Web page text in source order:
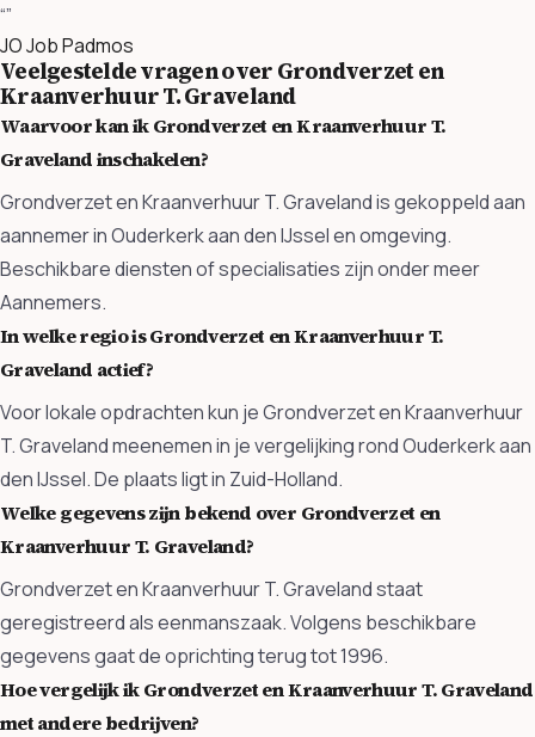
“”
JOJob Padmos
Veelgestelde vragen over Grondverzet en
Kraanverhuur T. Graveland
Waarvoor kan ik Grondverzet en Kraanverhuur T.
Graveland inschakelen?
Grondverzet en Kraanverhuur T. Graveland is gekoppeld aan
aannemer in Ouderkerk aan den IJssel en omgeving.
Beschikbare diensten of specialisaties zijn onder meer
Aannemers.
In welke regio is Grondverzet en Kraanverhuur T.
Graveland actief?
Voor lokale opdrachten kun je Grondverzet en Kraanverhuur
T. Graveland meenemen in je vergelijking rond Ouderkerk aan
den IJssel. De plaats ligt in Zuid-Holland.
Welke gegevens zijn bekend over Grondverzet en
Kraanverhuur T. Graveland?
Grondverzet en Kraanverhuur T. Graveland staat
geregistreerd als eenmanszaak. Volgens beschikbare
gegevens gaat de oprichting terug tot 1996.
Hoe vergelijk ik Grondverzet en Kraanverhuur T. Graveland
met andere bedrijven?